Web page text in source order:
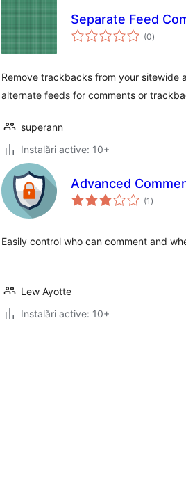
Separate Feed
(0total
aprecieri
)
Remove trackbacks from your sitewide
alternate feeds for comments or
superann
Instalări active: 10+
Advanced
(1 total
aprecieri
)
Easily control who can comment and
Lew Ayotte
Instalări active: 10+